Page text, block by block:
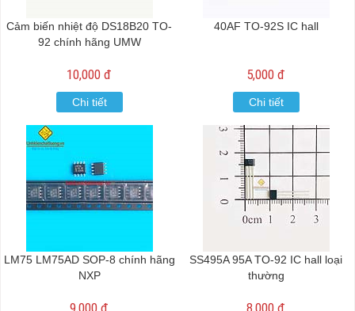
Cảm biến nhiệt độ DS18B20 TO-
92 chính hãng UMW
10,000 đ
Chi tiết
40AF TO-92S IC hall
5,000 đ
Chi tiết
LM75 LM75AD SOP-8 chính hãng
NXP
9,000 đ
SS495A 95A TO-92 IC hall loại
thường
8,000 đ